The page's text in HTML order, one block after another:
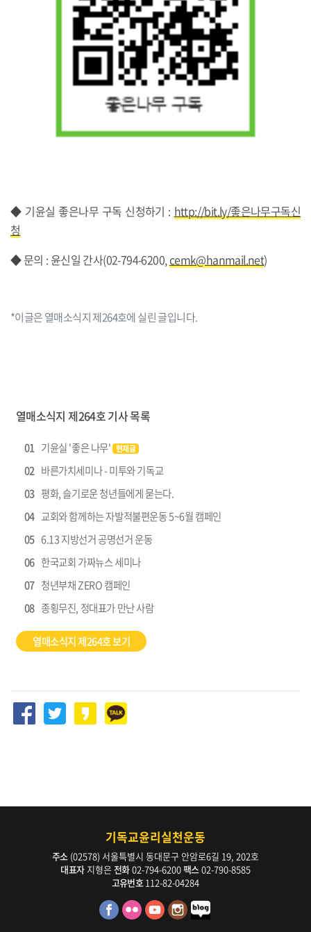
◆ 기윤실 좋은나무 구독 신청하기 : http://bit.ly/좋은나무구독신
청
◆ 문의 : 윤신일 간사(02-794-6200,cemk@hanmail.net)
*이글은 열매소식지 제264호에 실린 글입니다.
열매소식지 제264호 기사 목록
01 기윤실 '좋은 나무' 현재글
02 바른가치세미나 - 미투와 기독교
03 평화, 슬기로운 청년들에게 묻는다.
04 교회와 함께하는 자발적불편운동 5~6월 캠페인
05 6.13 지방선거 공명선거 운동
06 한국교회 가짜뉴스 세미나
07 청년부채 ZERO 캠페인
08 종횡무진, 정대표가 만난 사람
열매소식지 제264호 보기
기독교윤리실천운동
주소 (02578) 서울특별시 동대문구 안암로6길 19, 202호
대표자지형은 전화02-794-6200팩스 02-790-8585
고유번호 112-82-04284